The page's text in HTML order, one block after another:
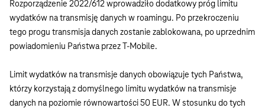
Rozporządzenie 2022/612 wprowadziło dodatkowy próg limitu
wydatków na transmisję danych w roamingu. Po przekroczeniu
tego progu transmisja danych zostanie zablokowana, po uprzednim
powiadomieniu Państwa przez T-Mobile.
Limit wydatków na transmisje danych obowiązuje tych Państwa,
którzy korzystają z domyślnego limitu wydatków na transmisje
danych na poziomie równowartości 50 EUR. W stosunku do tych